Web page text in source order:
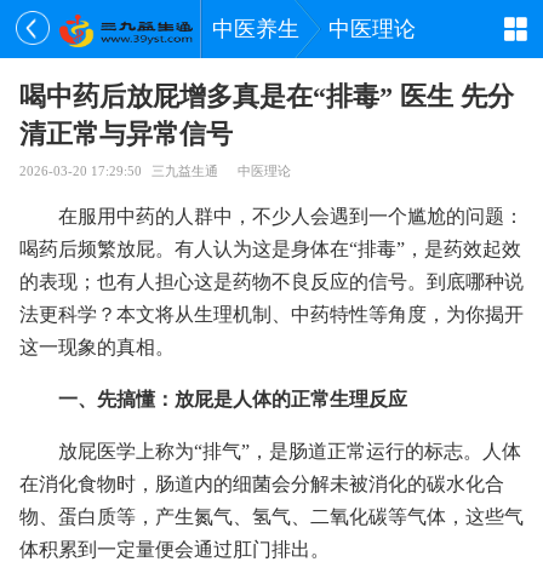
中医养生 中医理论
喝中药后放屁增多真是在“排毒” 医生 先分
清正常与异常信号
2026-03-20 17:29:50 三九益生通 中医理论
在服用中药的人群中，不少人会遇到一个尴尬的问题：
喝药后频繁放屁。有人认为这是身体在“排毒”，是药效起效
的表现；也有人担心这是药物不良反应的信号。到底哪种说
法更科学？本文将从生理机制、中药特性等角度，为你揭开
这一现象的真相。
一、先搞懂：放屁是人体的正常生理反应
放屁医学上称为“排气”，是肠道正常运行的标志。人体
在消化食物时，肠道内的细菌会分解未被消化的碳水化合
物、蛋白质等，产生氮气、氢气、二氧化碳等气体，这些气
体积累到一定量便会通过肛门排出。